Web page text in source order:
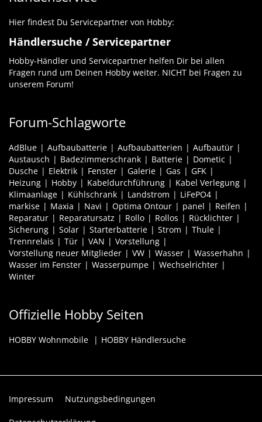
Hier findest Du Servicepartner von Hobby:
Händlersuche / Servicepartner
Hobby-Händler und Servicepartner helfen Dir bei allen
Fragen rund um Deinen Hobby weiter. NICHT bei Fragen zu
unserem Forum!
Forum-Schlagworte
AdBlue Aufbaubatterie Aufbaubatterien
Aufbautür
Austausch
Badezimmerschrank Batterie
Dometic
Dusche
Elektrik Fenster Galerie Gas
GFK
Heizung
Hobby Kabeldurchführung
Kabel Verlegung
Klimaanlage
Kühlschrank Landstrom
LiFePO4
markise
Maxia Navi Optima Ontour panel
Reifen
Reparatur
Reparatursatz Rollo Rollos
Rücklichter
Sicherung
Solar Starterbatterie Strom
Thule
Trennrelais
Tür VAN
Vorstellung
Vorstellung neuer Mitglieder
VW Wasser
Wasserhahn
Wasser im Fenster
Wasserpumpe
Wechselrichter
Winter
Offizielle Hobby Seiten
HOBBY Wohnmobile HOBBY Händlersuche
Impressum Nutzungsbedingungen